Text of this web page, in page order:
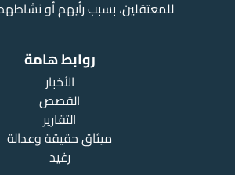
للمعتقلين، بسبب رأيهم أو
روابط هامة
الأخبار
القصص
التقارير
ميثاق حقيقة وعدالة
رغيد